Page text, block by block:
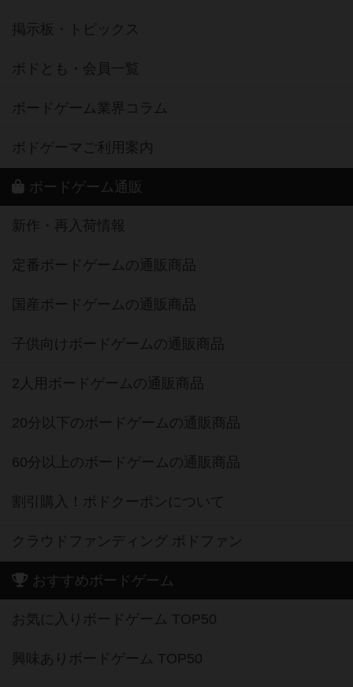
掲示板・トピックス
ボドとも・会員一覧
ボードゲーム業界コラム
ボドゲーマご利用案内
ボードゲーム通販
新作・再入荷情報
定番ボードゲームの通販商品
国産ボードゲームの通販商品
子供向けボードゲームの通販商品
2人用ボードゲームの通販商品
20分以下のボードゲームの通販商品
60分以上のボードゲームの通販商品
割引購入！ボドクーポンについて
クラウドファンディング ボドファン
おすすめボードゲーム
お気に入りボードゲーム TOP50
興味ありボードゲーム TOP50